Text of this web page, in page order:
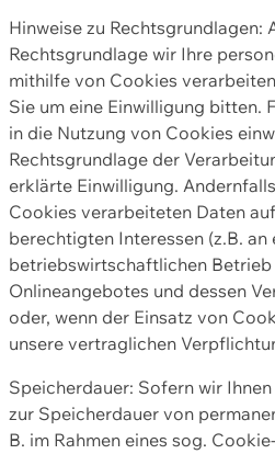
Hinweise zu Rechtsgrundlagen:
Rechtsgrundlage wir Ihre
mithilfe von Cookies
Sie um eine Einwilligung bitten.
in die Nutzung von Cookies
Rechtsgrundlage der
erklärte Einwilligung.
Cookies verarbeiteten Daten
berechtigten Interessen (z.B. an
betriebswirtschaftlichen Betrieb
Onlineangebotes und dessen
oder, wenn der Einsatz von
unsere vertraglichen
Speicherdauer: Sofern wir
zur Speicherdauer von
B. im Rahmen eines sog.